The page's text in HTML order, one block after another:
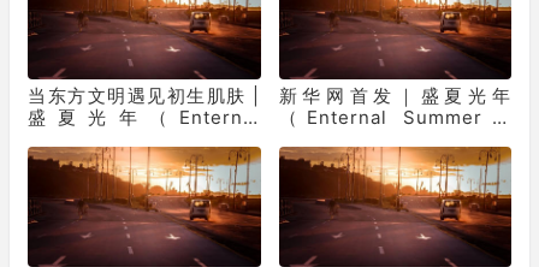
当东方文明遇见初生肌肤 |
盛夏光年（Enternal
GALA鎏金纸尿裤，以文化
符号重构婴品美学
新华网首发｜盛夏光年
（Enternal Summer）
的第一件华夏华服